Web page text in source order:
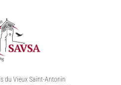
du Vieux Saint-Antonin